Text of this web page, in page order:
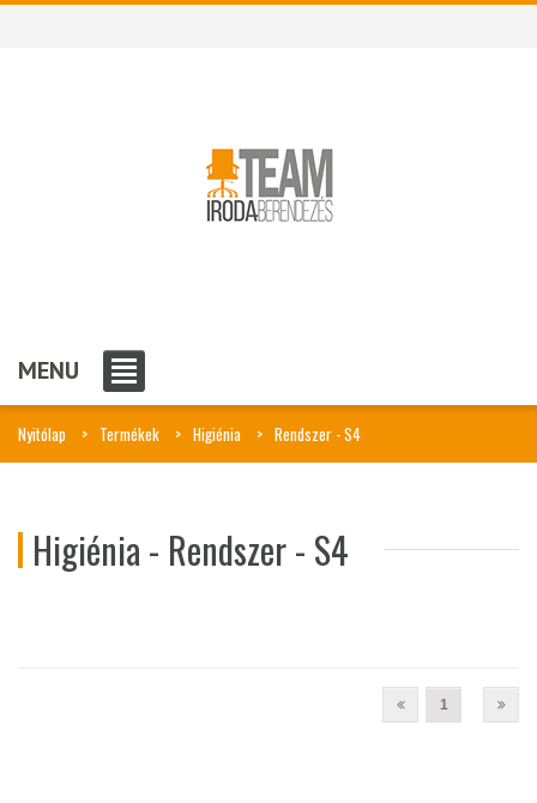
MENU
Nyitólap Termékek Higiénia Rendszer - S4
Higiénia - Rendszer - S4
1